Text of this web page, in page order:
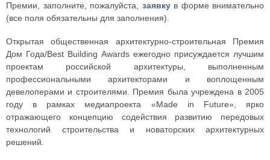
Премии, заполните, пожалуйста, заявкув форме внимательно
(все поля обязательны для заполнения).
Открытая общественная архитектурно-строительная Премия
Дом Года/Best Building Awards ежегодно присуждается лучшим
проектам российской архитектуры, выполненным
профессиональными архитекторами и воплощенным
девелоперами и строителями. Премия была учреждена в 2005
году в рамках медиапроекта «Made in Future», ярко
отражающего концепцию содействия развитию передовых
технологий строительства и новаторских архитектурных
решений.